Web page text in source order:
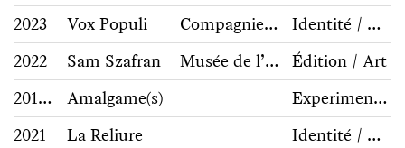
2023
Vox Populi Compagnie Abernuncio
Identité / Communication
2022
Sam Szafran Musée de l’Orangerie / Flammarion Édition / Art
2011-2021
Amalgame(s)
Experimentations / Hors commerce
2021
La Reliure
Identité / Communication